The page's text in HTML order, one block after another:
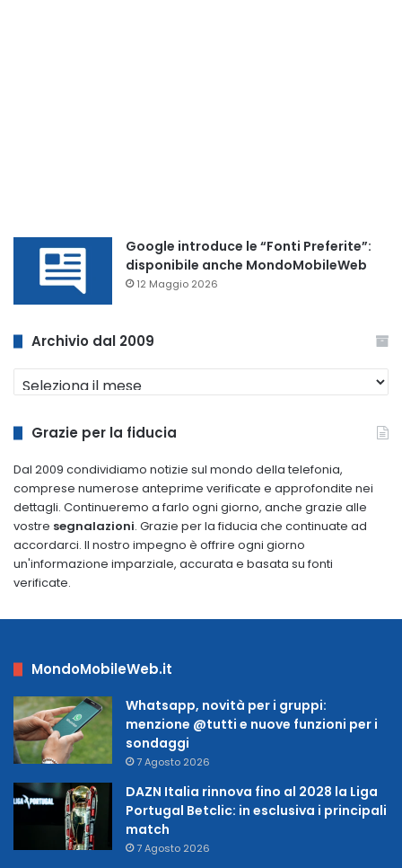
Google introduce le “Fonti Preferite”:
disponibile anche MondoMobileWeb
12 Maggio 2026
Archivio dal 2009
Archivio
dal
Grazie per la fiducia
Dal 2009 condividiamo notizie sul mondo della telefonia,
comprese numerose anteprime verificate e approfondite nei
dettagli. Continueremo a farlo ogni giorno, anche grazie alle
vostre segnalazioni. Grazie per la fiducia che continuate ad
accordarci. Il nostro impegno è offrire ogni giorno
un'informazione imparziale, accurata e basata su fonti
verificate.
MondoMobileWeb.it
Whatsapp, novità per i gruppi:
menzione @tutti e nuove funzioni per i
sondaggi
7 Agosto 2026
DAZN Italia rinnova fino al 2028 la Liga
Portugal Betclic: in esclusiva i principali
match
7 Agosto 2026